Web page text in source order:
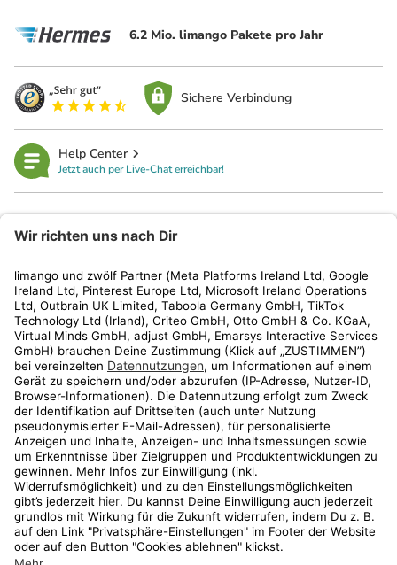
6.2 Mio. limango Pakete pro Jahr
Sichere Verbindung
Help Center
Jetzt auch per Live-Chat erreichbar!
Kundenservice
Shop
Aktionen
Travel